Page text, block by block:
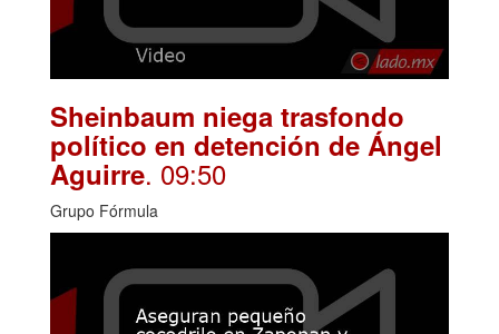
Sheinbaum niega trasfondo
político en detención de Ángel
Aguirre. 09:50
Grupo Fórmula